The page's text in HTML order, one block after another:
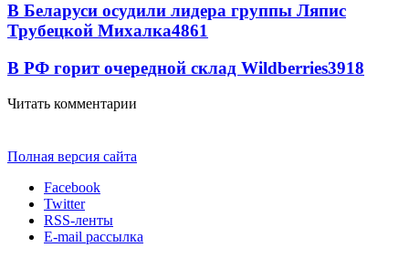
В Беларуси осудили лидера группы Ляпис
Трубецкой Михалка4861
В РФ горит очередной склад Wildberries3918
Читать комментарии
Полная версия сайта
Facebook
Twitter
RSS-ленты
E-mail рассылка